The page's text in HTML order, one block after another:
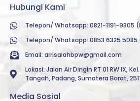
Hubungi Kami
Telepon/ Whatsapp: 0821-1191-9305
Telepon/ Whatsapp: 0853 6325 5085
Email: arrisalahbpw@gmail.com
Lokasi: Jalan Air Dingin RT 01 RW IX,
Tangah, Padang, Sumatera Barat,
Media Sosial